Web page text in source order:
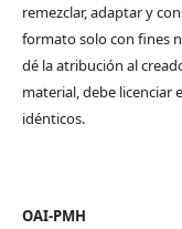
remezclar, adaptar y
formato solo con fines
dé la atribución al
material, debe
idénticos.
OAI-PMH